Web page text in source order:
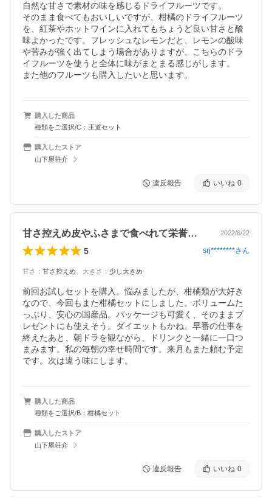
自然な甘さで素材の味を感じるドライフルーツです。
そのまま食べてもおいしいですが、柑橘のドライフルーツ
を、紅茶やホットワインに入れてもちょうど良い甘さと酸
味よかったです。フレッシュなレモンだと、レモンの酸味
や苦みが強く出てしまう場合がありますが、こちらのドラ
イフルーツを使うと全体に味がまとまる感じがします。
また他のフルーツも購入したいと思います。
購入した商品
種類をご選択/C：王道セット
購入したストア
山下屋荘介
違反報告 いいね 0
甘さ控えめ皮やふさまで食べれて栄誉満点 2022/6/22
5 srj********さん
甘さ ： 甘さ控えめ 大きさ ： 少し大きめ
前回お試しセットを購入。悩みましたが、柑橘類が大好き
なので、今回もまた柑橘セットにしました。ボリュームた
っぷり、安心の国産品。パッケージも可愛く、そのままプ
レゼントにも使えそう。ダイエットもかね、早番の仕事を
終えたあと、朝ドラを観ながら、ドリンクと一緒に一口つ
まみます。私の毎朝の幸せ時間です。来月もまた頼む予定
です。次は違う味にします。
購入した商品
種類をご選択/B：柑橘セット
購入したストア
山下屋荘介
違反報告 いいね 0